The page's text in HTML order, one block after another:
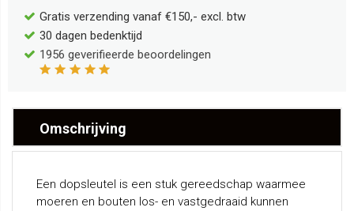
Gratis verzending vanaf €150,- excl. btw
30 dagen bedenktijd
1956 geverifieerde beoordelingen
Omschrijving
Een dopsleutel is een stuk gereedschap waarmee
moeren en bouten los- en vastgedraaid kunnen